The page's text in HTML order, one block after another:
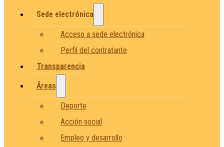
Sede electrónica
Acceso a sede electrónica
Perfil del contratante
Transparencia
Áreas
Deporte
Acción social
Empleo y desarrollo